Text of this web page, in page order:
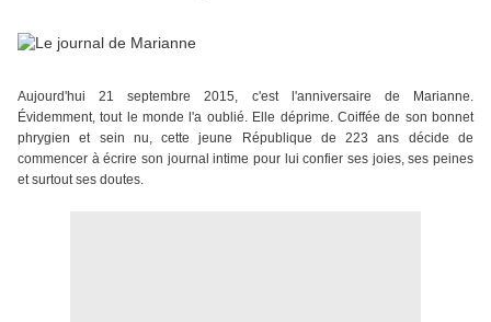
Aujourd'hui 21 septembre 2015, c'est l'anniversaire de Marianne.
Évidemment, tout le monde l'a oublié. Elle déprime. Coiffée de son bonnet
phrygien et sein nu, cette jeune République de 223 ans décide de
commencer à écrire son journal intime pour lui confier ses joies, ses peines
et surtout ses doutes.